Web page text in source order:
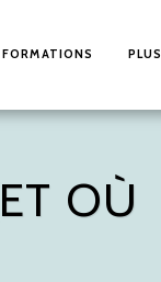
FORMATIONS PLUS
OÙ